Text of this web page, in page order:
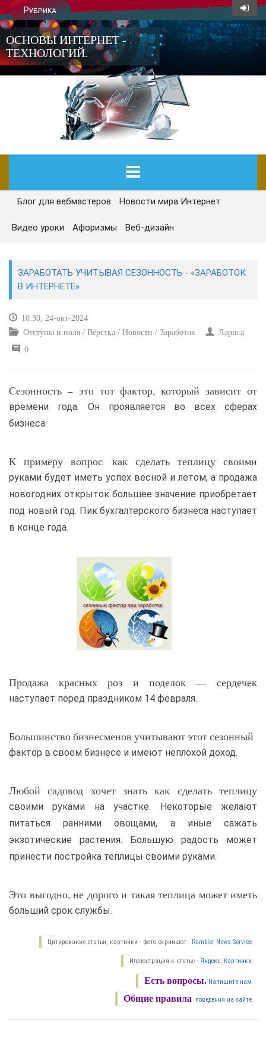
Рубрика
ОСНОВЫ ИНТЕРНЕТ -
ТЕХНОЛОГИЙ.
ГЛАВНАЯ
СЕГОДНЯ
РЕМОНТ И СОВЕТЫ
ИНТЕРНЕТ И СВЯЗЬ
Блог для вебмастеров Новости мира Интернет
Видео уроки Афоризмы Веб-дизайн
ЗАРАБОТАТЬ УЧИТЫВАЯ СЕЗОННОСТЬ - «ЗАРАБОТОК
В ИНТЕРНЕТЕ»
10:30, 24-окт-2024
Отступы и поля / Вёрстка / Новости / Заработок
Лариса
0
Сезонность – это тот фактор, который зависит от
времени года. Он проявляется во всех сферах
бизнеса.
К примеру вопрос как сделать теплицу своими
руками будет иметь успех весной и летом, а продажа
новогодних открыток большее значение приобретает
под новый год. Пик бухгалтерского бизнеса наступает
в конце года.
Продажа красных роз и поделок — сердечек
наступает перед праздником 14 февраля.
Большинство бизнесменов учитывают этот сезонный
фактор в своем бизнесе и имеют неплохой доход.
Любой садовод хочет знать как сделать теплицу
своими руками на участке. Некоторые желают
питаться ранними овощами, а иные сажать
экзотические растения. Большую радость может
принести постройка теплицы своими руками.
Это выгодно, не дорого и такая теплица может иметь
больший срок службы.
Цитирование статьи, картинки - фото скриншот - Rambler News Service.
Иллюстрация к статье - Яндекс. Картинки.
Есть вопросы. Напишите нам.
Общие правила поведения на сайте.